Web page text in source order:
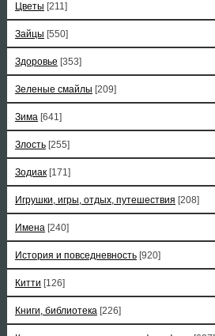
Цветы [211]
Зайцы [550]
Здоровье [353]
Зеленые смайлы [209]
Зима [641]
Злость [255]
Зодиак [171]
Игрушки, игры, отдых, путешествия [208]
Имена [240]
История и повседневность [920]
Китти [126]
Книги, библиотека [226]